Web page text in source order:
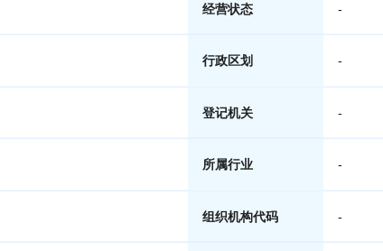
经营状态 -
行政区划 -
登记机关 -
所属行业 -
组织机构代码 -